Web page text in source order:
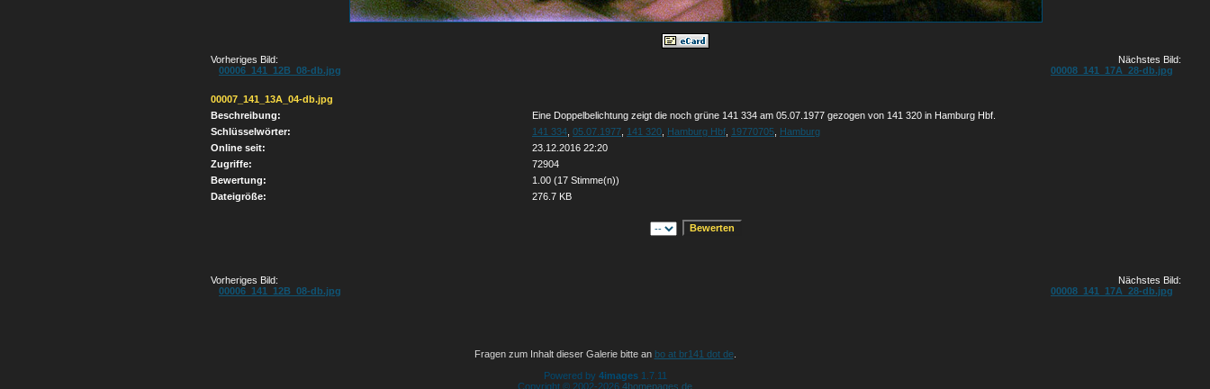
Vorheriges Bild:
00006_141_12B_08-db.jpg
Nächstes Bild:
00008_141_17A_28-db.jpg
00007_141_13A_04-db.jpg
Beschreibung:
Eine Doppelbelichtung zeigt die noch grüne 141 334 am 05.07.1977 gezogen von 141 320 in Hamburg Hbf.
Schlüsselwörter:
141 334 05.07.1977 141 320 Hamburg Hbf 19770705 Hamburg
Online seit:
23.12.2016 22:20
Zugriffe:
72904
Bewertung:
1.00 (17 Stimme(n))
Dateigröße:
276.7 KB
Vorheriges Bild:
00006_141_12B_08-db.jpg
Nächstes Bild:
00008_141_17A_28-db.jpg
Fragen zum Inhalt dieser Galerie bitte an bo at br141 dot de.
Powered by 4images1.7.11
Copyright © 2002-2026 4homepages.de